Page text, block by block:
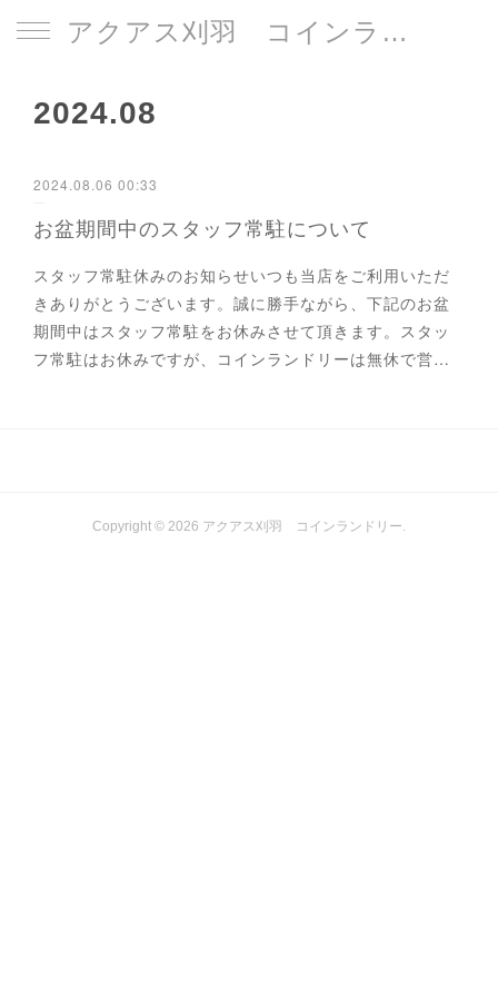
アクアス刈羽 コインランドリー
2024.08
2024.08.06 00:33
お盆期間中のスタッフ常駐について
スタッフ常駐休みのお知らせいつも当店をご利用いただ
きありがとうございます。誠に勝手ながら、下記のお盆
期間中はスタッフ常駐をお休みさせて頂きます。スタッ
フ常駐はお休みですが、コインランドリーは無休で営…
Copyright © 2026 アクアス刈羽 コインランドリー.